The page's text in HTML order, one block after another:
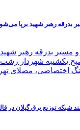
بدرقه رهبر شهید برپا
مسیر بدرقه رهبر
یکشنبه شهردار رشت
اختصاصی، مصلای
شبكه توزیع برق گیلان در